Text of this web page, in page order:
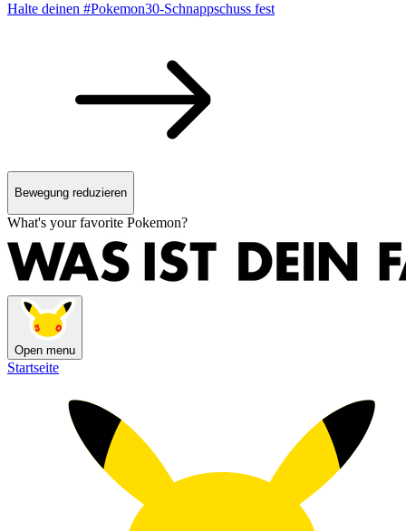
Halte deinen #Pokemon30-Schnappschuss fest
Bewegung reduzieren
What's your favorite Pokemon?
Open menu
Startseite